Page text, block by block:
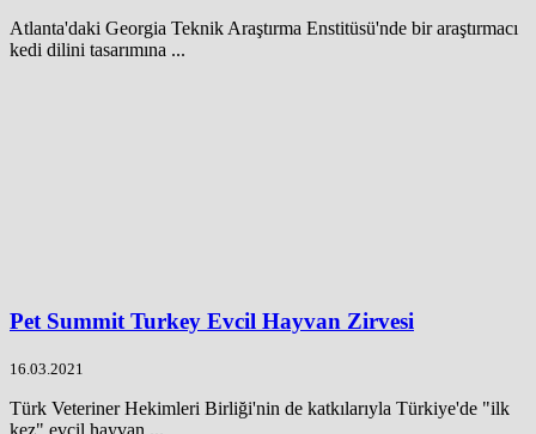
Atlanta'daki Georgia Teknik Araştırma Enstitüsü'nde bir araştırmacı
kedi dilini tasarımına ...
Pet Summit Turkey Evcil Hayvan Zirvesi
16.03.2021
Türk Veteriner Hekimleri Birliği'nin de katkılarıyla Türkiye'de "ilk
kez" evcil hayvan ...